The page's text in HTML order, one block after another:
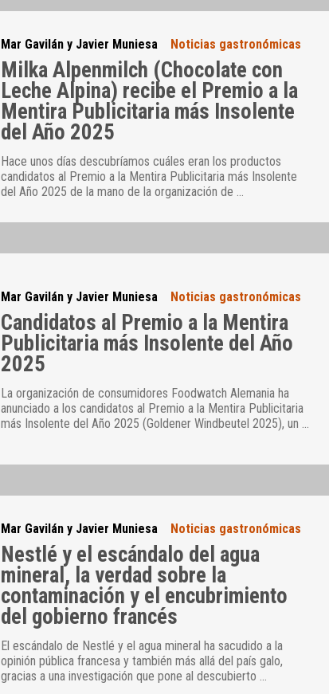
Mar Gavilán y Javier Muniesa Noticias gastronómicas
Milka Alpenmilch (Chocolate con
Leche Alpina) recibe el Premio a la
Mentira Publicitaria más Insolente
del Año 2025
Hace unos días descubríamos cuáles eran los productos
candidatos al Premio a la Mentira Publicitaria más Insolente
del Año 2025 de la mano de la organización de …
Mar Gavilán y Javier Muniesa Noticias gastronómicas
Candidatos al Premio a la Mentira
Publicitaria más Insolente del Año
2025
La organización de consumidores Foodwatch Alemania ha
anunciado a los candidatos al Premio a la Mentira Publicitaria
más Insolente del Año 2025 (Goldener Windbeutel 2025), un …
Mar Gavilán y Javier Muniesa Noticias gastronómicas
Nestlé y el escándalo del agua
mineral, la verdad sobre la
contaminación y el encubrimiento
del gobierno francés
El escándalo de Nestlé y el agua mineral ha sacudido a la
opinión pública francesa y también más allá del país galo,
gracias a una investigación que pone al descubierto …